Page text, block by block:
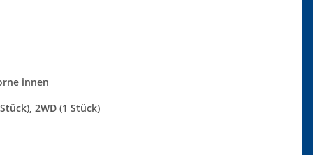
innen
2WD (1 Stück)